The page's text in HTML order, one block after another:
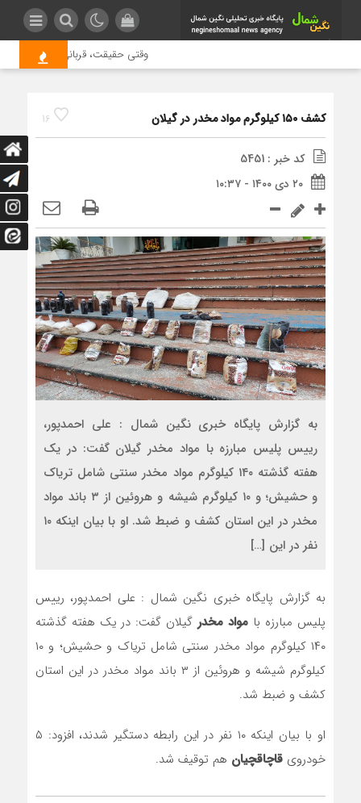
وقتی حقیقت، قربانی بازدید
16 کشف ۱۵۰ کیلوگرم مواد مخدر در گیلان
کد خبر : 5451
۲۰ دی ۱۴۰۰ - ۱۰:۳۷
به گزارش پایگاه خبری نگین شمال : علی احمدپور،
رییس پلیس مبارزه با مواد مخدر گیلان گفت: در یک
هفته گذشته ۱۴۰ کیلوگرم مواد مخدر سنتی شامل تریاک
و حشیش؛ و ۱۰ کیلوگرم شیشه و هروئین از ۳ باند مواد
مخدر در این استان کشف و ضبط شد. او با بیان اینکه ۱۰
نفر در این […]
به گزارش پایگاه خبری نگین شمال : علی احمدپور، رییس
پلیس مبارزه با مواد مخدر گیلان گفت: در یک هفته گذشته
۱۴۰ کیلوگرم مواد مخدر سنتی شامل تریاک و حشیش؛ و ۱۰
کیلوگرم شیشه و هروئین از ۳ باند مواد مخدر در این استان
کشف و ضبط شد.
او با بیان اینکه ۱۰ نفر در این رابطه دستگیر شدند، افزود: ۵
خودروی قاچاقچیان هم توقیف شد.